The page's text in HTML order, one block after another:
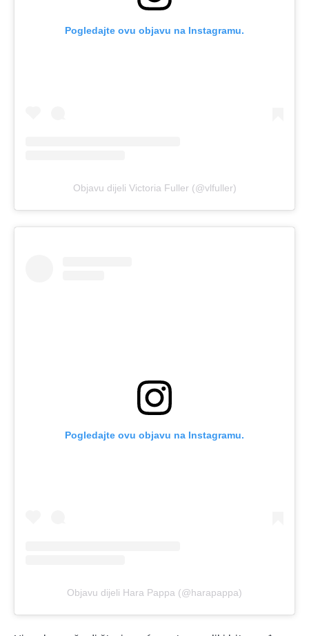
Pogledajte ovu objavu na Instagramu.
Objavu dijeli Victoria Fuller (@vlfuller)
Pogledajte ovu objavu na Instagramu.
Objavu dijeli Hara Pappa (@harapappa)